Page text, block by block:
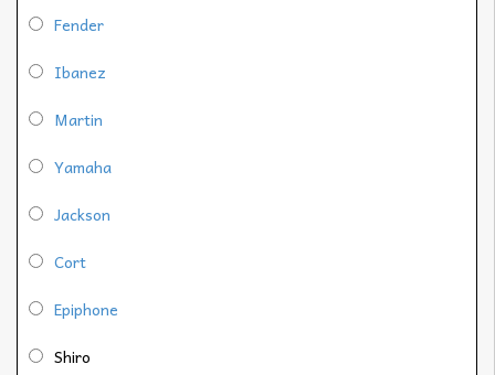
Fender
Ibanez
Martin
Yamaha
Jackson
Cort
Epiphone
Shiro